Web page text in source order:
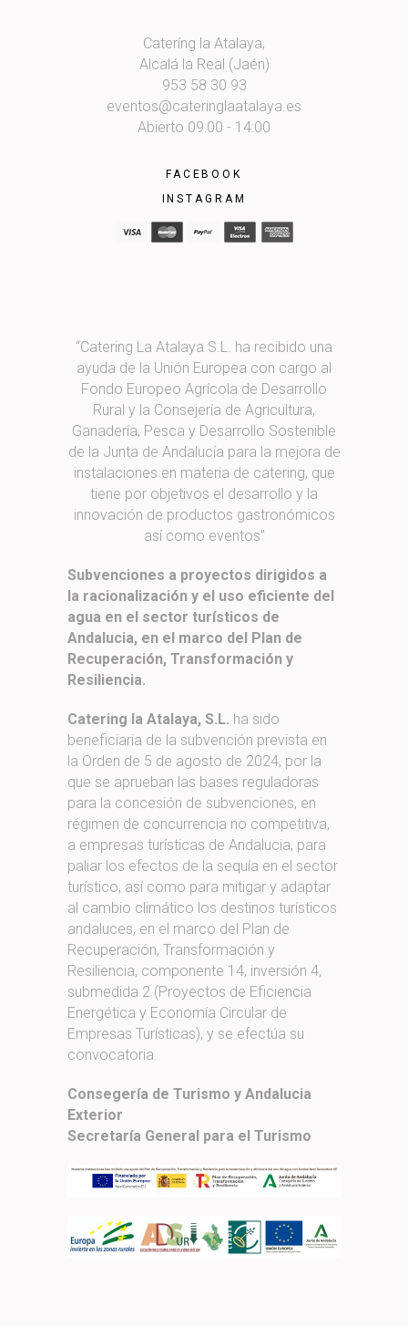
Cateríng la Atalaya,
Alcalá la Real (Jaén)
953 58 30 93
eventos@cateringlaatalaya.es
Abierto 09:00 - 14:00
FACEBOOK
INSTAGRAM
“Catering La Atalaya S.L. ha recibido una
ayuda de la Unión Europea con cargo al
Fondo Europeo Agrícola de Desarrollo
Rural y la Consejería de Agricultura,
Ganadería, Pesca y Desarrollo Sostenible
de la Junta de Andalucía para la mejora de
instalaciones en materia de catering, que
tiene por objetivos el desarrollo y la
innovación de productos gastronómicos
así como eventos”
Subvenciones a proyectos dirigidos a
la racionalización y el uso eficiente del
agua en el sector turísticos de
Andalucia, en el marco del Plan de
Recuperación, Transformación y
Resiliencia.
Catering la Atalaya, S.L. ha sido
beneficiaria de la subvención prevista en
la Orden de 5 de agosto de 2024, por la
que se aprueban las bases reguladoras
para la concesión de subvenciones, en
régimen de concurrencia no competitiva,
a empresas turísticas de Andalucia, para
paliar los efectos de la sequía en el sector
turístico, así como para mitigar y adaptar
al cambio climático los destinos turísticos
andaluces, en el marco del Plan de
Recuperación, Transformación y
Resiliencia, componente 14, inversión 4,
submedida 2 (Proyectos de Eficiencia
Energética y Economía Circular de
Empresas Turísticas), y se efectúa su
convocatoria.
Consegería de Turismo y Andalucia
Exterior
Secretaría General para el Turismo